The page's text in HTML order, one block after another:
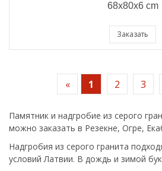
68x80x6 cm
Заказать
« 1 2 3
Памятник и надгробие из серого
можно заказать в Резекне, Огре,
Надгробия из серого гранита
условий Латвии. В дождь и зимой